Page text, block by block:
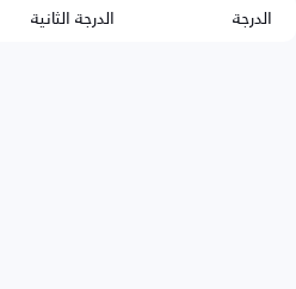
الدرجة
الدرجة الثانية